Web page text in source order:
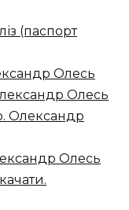
(паспорт
Олесь
Олесь
Олександр
Олесь